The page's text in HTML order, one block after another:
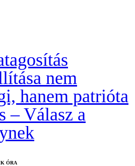
nem
hanem patrióta
– Válasz a
ÓRA